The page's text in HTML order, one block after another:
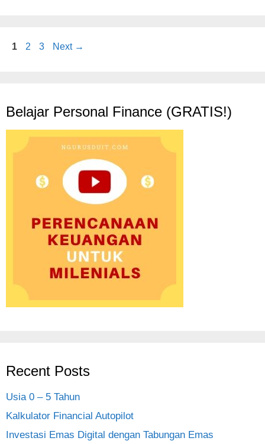
Page
1 Page
2 Page
3 Next →
Belajar Personal Finance (GRATIS!)
Recent Posts
Usia 0 – 5 Tahun
Kalkulator Financial Autopilot
Investasi Emas Digital dengan Tabungan Emas